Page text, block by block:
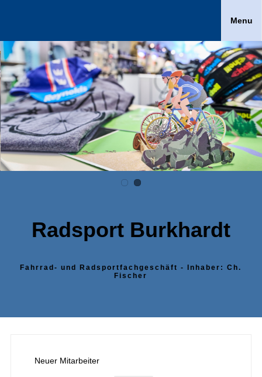
Menu
Radsport Burkhardt
Fahrrad- und Radsportfachgeschäft - Inhaber: Ch.
Fischer
Neuer Mitarbeiter